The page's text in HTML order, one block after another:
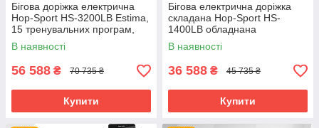
Бігова доріжка електрична
Hop-Sport HS-3200LB Estima,
15 тренувальних програм,
навантаження до 150 кг
В наявності
56 588 ₴ 70 735 ₴
Купити
Бігова електрична доріжка
складана Hop-Sport HS-
1400LB обладнана
тренувальним комп'ютером із
РК-дисплеєм
В наявності
36 588 ₴ 45 735 ₴
Купити